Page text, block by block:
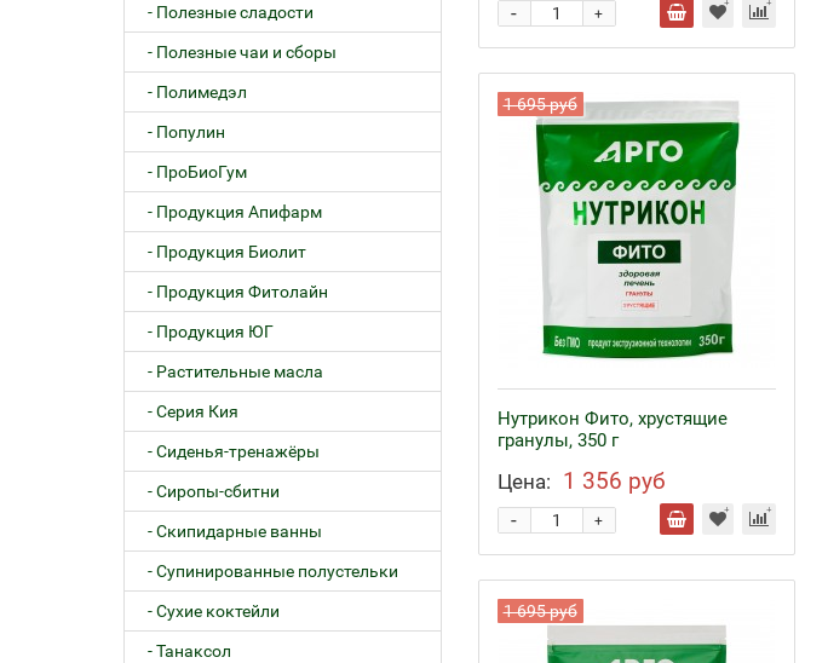
- Полезные сладости
- Полезные чаи и сборы
- Полимедэл
- Популин
- ПроБиоГум
- Продукция Апифарм
- Продукция Биолит
- Продукция Фитолайн
- Продукция ЮГ
- Растительные масла
- Серия Кия
- Сиденья-тренажёры
- Сиропы-сбитни
- Скипидарные ванны
- Супинированные полустельки
- Сухие коктейли
- Танаксол
+
-
1 695 руб
Нутрикон Фито, хрустящие
гранулы, 350 г
Цена: 1 356 руб
+
-
1 695 руб